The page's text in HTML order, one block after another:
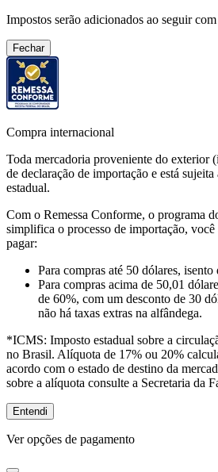
Impostos serão adicionados ao seguir
Fechar
Compra internacional
Toda mercadoria proveniente do exterior
de declaração de importação e está
estadual.
Com o Remessa Conforme, o programa
simplifica o processo de importação,
pagar:
Para compras até 50 dólares, isento
Para compras acima de 50,01
de 60%, com um desconto de 30
não há taxas extras na alfândega.
*ICMS: Imposto estadual sobre a
no Brasil. Alíquota de 17% ou 20%
acordo com o estado de destino da
sobre a alíquota consulte a Secretaria da
Entendi
Ver opções de pagamento